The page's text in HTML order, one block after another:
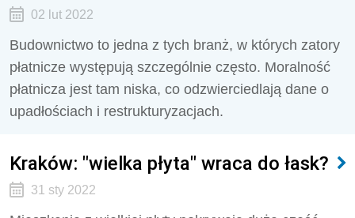
02 lut 2022
Budownictwo to jedna z tych branż, w których zatory
płatnicze występują szczególnie często. Moralność
płatnicza jest tam niska, co odzwierciedlają dane o
upadłościach i restrukturyzacjach.
Kraków: "wielka płyta" wraca do łask?
31 sty 2022